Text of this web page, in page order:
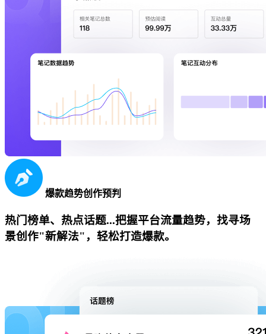
爆款趋势创作预判
热门榜单、热点话题...把握平台流量趋势，找寻场
景创作"新解法"，轻松打造爆款。